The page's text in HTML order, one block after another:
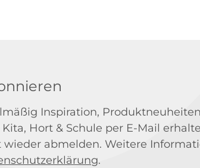
Inspiration,
Hort & Schule per E-Mail
abmelden. Weitere
.